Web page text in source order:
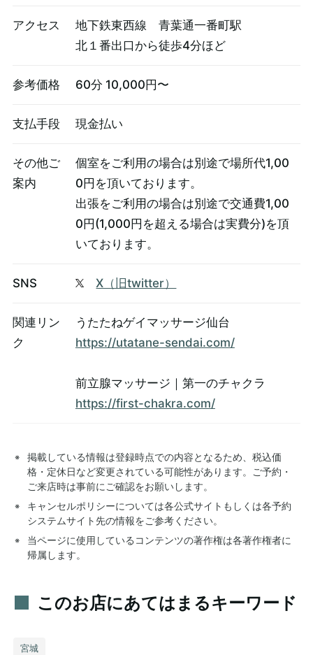
アクセス
地下鉄東西線 青葉通一番町駅
北１番出口から徒歩4分ほど
参考価格 60分 10,000円〜
支払手段 現金払い
その他ご
案内
個室をご利用の場合は別途で場所代1,00
0円を頂いております。
出張をご利用の場合は別途で交通費1,00
0円(1,000円を超える場合は実費分)を頂
いております。
SNS X（旧twitter）
関連リン
ク
うたたねゲイマッサージ仙台
https://utatane-sendai.com/
前立腺マッサージ｜第一のチャクラ
https://first-chakra.com/
掲載している情報は登録時点での内容となるため、税込価
格・定休日など変更されている可能性があります。ご予約・
ご来店時は事前にご確認をお願いします。
キャンセルポリシーについては各公式サイトもしくは各予約
システムサイト先の情報をご参考ください。
当ページに使用しているコンテンツの著作権は各著作権者に
帰属します。
このお店にあてはまるキーワード
宮城